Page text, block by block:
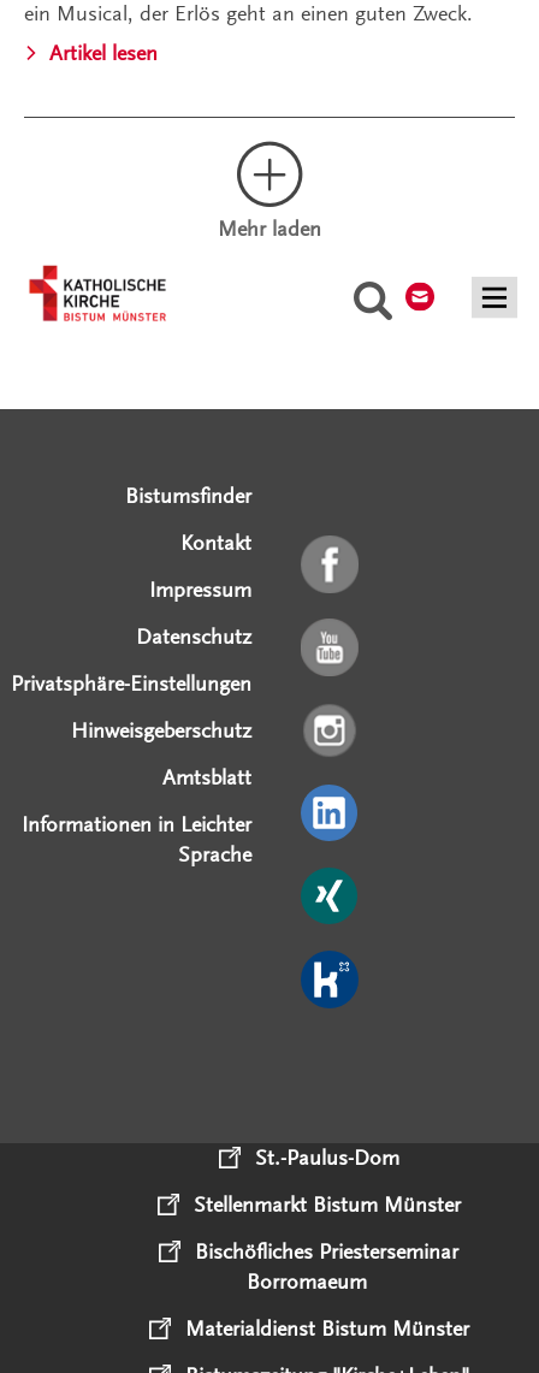
Suche
ein Musical, der Erlös geht an einen guten Zweck.
Artikel lesen
Mehr laden
Bistumsfinder
Kontakt
Impressum
Datenschutz
Privatsphäre-Einstellungen
Hinweisgeberschutz
Amtsblatt
Informationen in Leichter
Sprache
St.-Paulus-Dom
Stellenmarkt Bistum Münster
Bischöfliches Priesterseminar
Borromaeum
Materialdienst Bistum Münster